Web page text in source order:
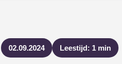
02.09.2024 Leestijd: 1 min